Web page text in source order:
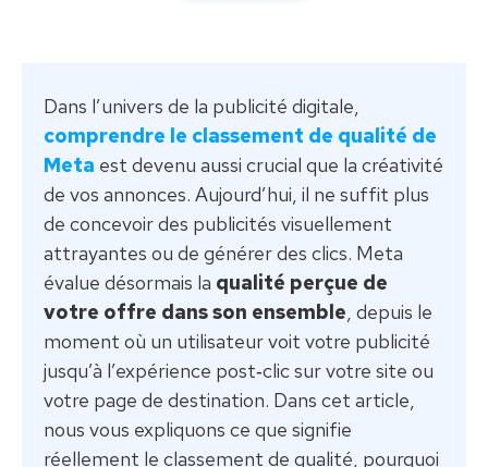
Dans l’univers de la publicité digitale,
comprendre le classement de qualité de
Meta est devenu aussi crucial que la créativité
de vos annonces. Aujourd’hui, il ne suffit plus
de concevoir des publicités visuellement
attrayantes ou de générer des clics. Meta
évalue désormais la qualité perçue de
votre offre dans son ensemble, depuis le
moment où un utilisateur voit votre publicité
jusqu’à l’expérience post‑clic sur votre site ou
votre page de destination. Dans cet article,
nous vous expliquons ce que signifie
réellement le classement de qualité, pourquoi